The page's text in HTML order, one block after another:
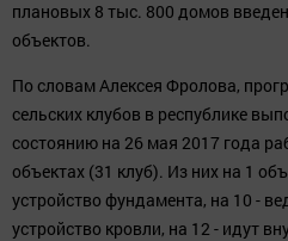
плановых 8 тыс. 800 домов
объектов.
По словам Алексея Фролова,
сельских клубов в республике
состоянию на 26 мая 2017 года
объектах (31 клуб). Из них на 1
устройство фундамента, на 10 -
устройство кровли, на 12 - идут